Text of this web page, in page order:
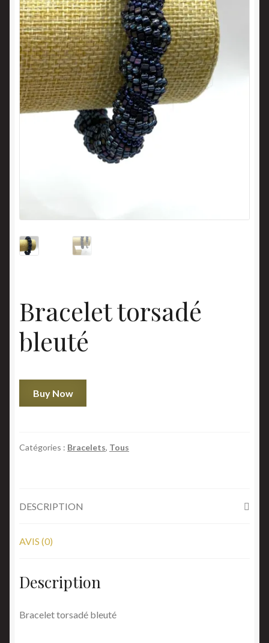
Panier
Politique en matière de remboursements et de retours
Validation de la commande
Bracelet torsadé
bleuté
bleuté
Buy Now
Catégories : Bracelets, Tous
DESCRIPTION
AVIS (0)
Description
Bracelet torsadé bleuté